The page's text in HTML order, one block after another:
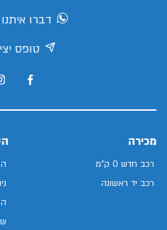
דברו
טופס
מכירה
רכב חדש 0 ק"מ
רכב יד ראשונה